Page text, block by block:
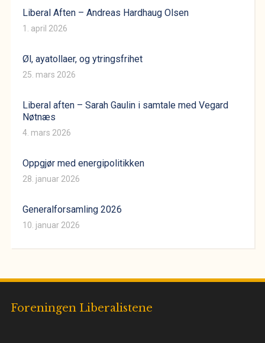
Liberal Aften – Andreas Hardhaug Olsen
1. april 2026
Øl, ayatollaer, og ytringsfrihet
25. mars 2026
Liberal aften – Sarah Gaulin i samtale med Vegard
Nøtnæs
4. mars 2026
Oppgjør med energipolitikken
28. januar 2026
Generalforsamling 2026
10. januar 2026
Foreningen Liberalistene